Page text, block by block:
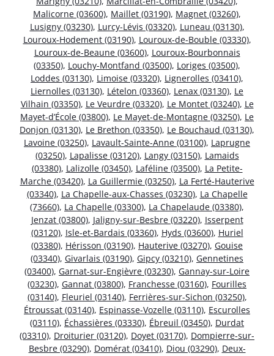
Malicorne (03600), Maillet (03190), Magnet (03260),
Lusigny (03230), Lurcy-Lévis (03320), Luneau (03130),
Louroux-Hodement (03190), Louroux-de-Bouble (03330),
Louroux-de-Beaune (03600), Louroux-Bourbonnais
(03350), Louchy-Montfand (03500), Loriges (03500),
Loddes (03130), Limoise (03320), Lignerolles (03410),
Liernolles (03130), Lételon (03360), Lenax (03130), Le
Vilhain (03350), Le Veurdre (03320), Le Montet (03240), Le
Mayet-d’École (03800), Le Mayet-de-Montagne (03250), Le
Donjon (03130), Le Brethon (03350), Le Bouchaud (03130),
Lavoine (03250), Lavault-Sainte-Anne (03100), Laprugne
(03250), Lapalisse (03120), Langy (03150), Lamaids
(03380), Lalizolle (03450), Laféline (03500), La Petite-
Marche (03420), La Guillermie (03250), La Ferté-Hauterive
(03340), La Chapelle-aux-Chasses (03230), La Chapelle
(73660), La Chapelle (03300), La Chapelaude (03380),
Jenzat (03800), Jaligny-sur-Besbre (03220), Isserpent
(03120), Isle-et-Bardais (03360), Hyds (03600), Huriel
(03380), Hérisson (03190), Hauterive (03270), Gouise
(03340), Givarlais (03190), Gipcy (03210), Gennetines
(03400), Garnat-sur-Engièvre (03230), Gannay-sur-Loire
(03230), Gannat (03800), Franchesse (03160), Fourilles
(03140), Fleuriel (03140), Ferrières-sur-Sichon (03250),
Étroussat (03140), Espinasse-Vozelle (03110), Escurolles
(03110), Échassières (03330), Ébreuil (03450), Durdat
(03310), Droiturier (03120), Doyet (03170), Dompierre-sur-
Besbre (03290), Domérat (03410), Diou (03290), Deux-